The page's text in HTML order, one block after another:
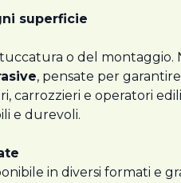
superficie
o del montaggio.
, pensate per
carrozzieri e operatori
e durevoli.
in diversi formati e